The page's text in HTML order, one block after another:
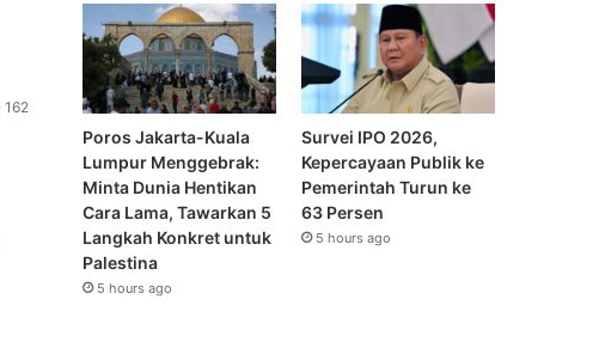
162
Poros Jakarta-Kuala
Lumpur Menggebrak:
Minta Dunia Hentikan
Cara Lama, Tawarkan 5
Langkah Konkret untuk
Palestina
5 hours ago
Survei IPO 2026,
Kepercayaan Publik ke
Pemerintah Turun ke
63 Persen
5 hours ago